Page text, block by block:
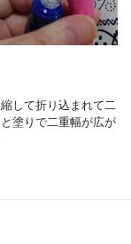
して折り込まれて二
塗りで二重幅が広が